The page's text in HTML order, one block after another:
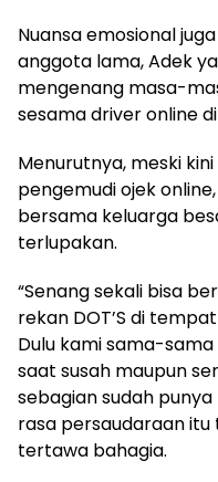
Nuansa emosional
anggota lama, Adek
mengenang masa-
sesama driver online
Menurutnya, meski
pengemudi ojek
bersama keluarga
terlupakan.
“Senang sekali bisa
rekan DOT’S di
Dulu kami sama-
saat susah maupun
sebagian sudah
rasa persaudaraan itu
tertawa bahagia.